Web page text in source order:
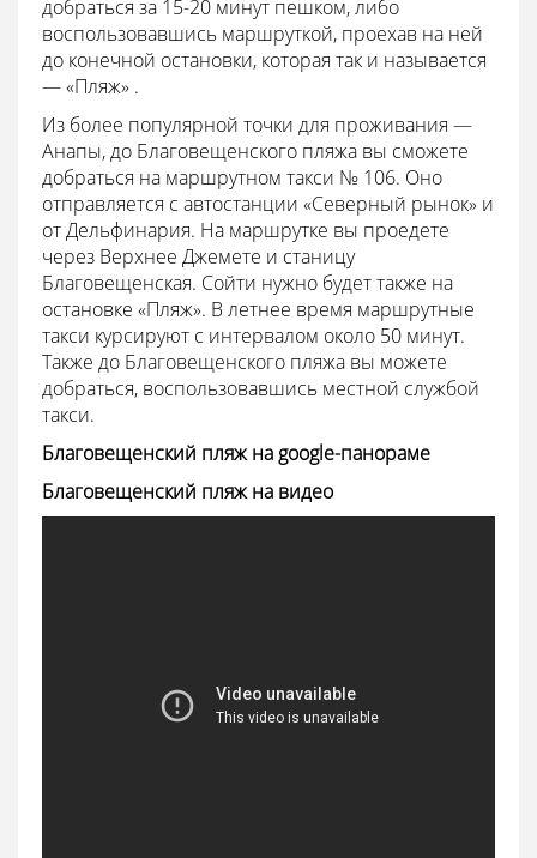
добраться за 15-20 минут пешком, либо
воспользовавшись маршруткой, проехав на ней
до конечной остановки, которая так и называется
— «Пляж» .
Из более популярной точки для проживания —
Анапы, до Благовещенского пляжа вы сможете
добраться на маршрутном такси № 106. Оно
отправляется с автостанции «Северный рынок» и
от Дельфинария. На маршрутке вы проедете
через Верхнее Джемете и станицу
Благовещенская. Сойти нужно будет также на
остановке «Пляж». В летнее время маршрутные
такси курсируют с интервалом около 50 минут.
Также до Благовещенского пляжа вы можете
добраться, воспользовавшись местной службой
такси.
Благовещенский пляж на google-панораме
Благовещенский пляж на видео